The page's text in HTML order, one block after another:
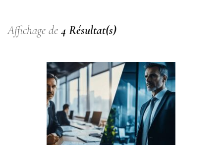
Affichage de 4 Résultat(s)